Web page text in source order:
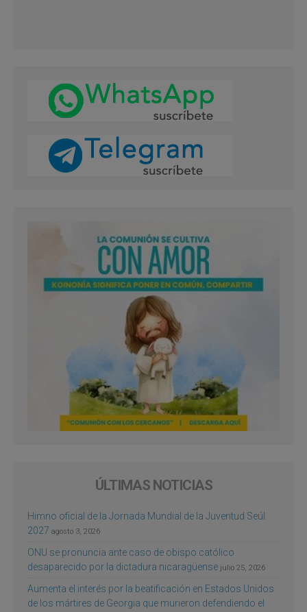
ÚLTIMAS NOTICIAS
Himno oficial de la Jornada Mundial de la Juventud Seúl
2027 agosto 3, 2026
ONU se pronuncia ante caso de obispo católico
desaparecido por la dictadura nicaragüense julio 25, 2026
Aumenta el interés por la beatificación en Estados Unidos
de los mártires de Georgia que murieron defendiendo el